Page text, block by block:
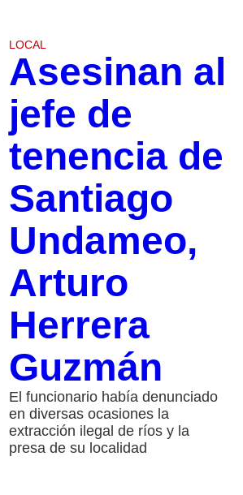
LOCAL
Asesinan al
jefe de
tenencia de
Santiago
Undameo,
Arturo
Herrera
Guzmán
El funcionario había denunciado
en diversas ocasiones la
extracción ilegal de ríos y la
presa de su localidad